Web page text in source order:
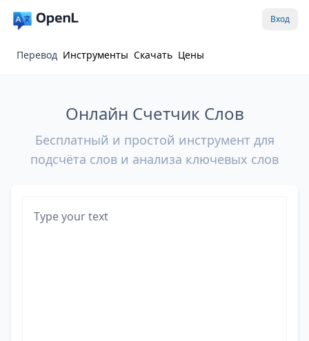
Вход
Перевод Инструменты Скачать Цены
Онлайн Счетчик Слов
Бесплатный и простой инструмент для
подсчёта слов и анализа ключевых слов